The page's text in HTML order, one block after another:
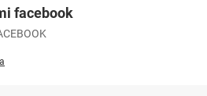
facebook